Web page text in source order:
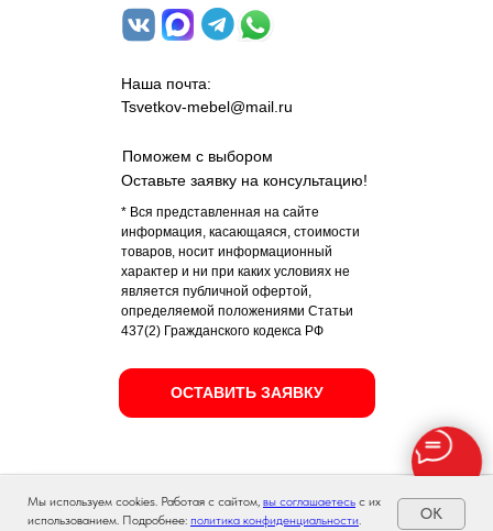
ГЛАВНАЯ КУХНИ АКЦИИ
Мы используем cookies. Работая с сайтом, вы соглашаетесь с их
использованием. Подробнее: политика конфиденциальности. ОК
* Вся представленная на сайте
информация, касающаяся, стоимости
товаров, носит информационный
характер и ни при каких условиях не
является публичной офертой,
определяемой положениями Статьи
437(2) Гражданского кодекса РФ
Оставьте заявку на консультацию!
Поможем с выбором
Наша почта:
Tsvetkov-mebel@mail.ru
ОСТАВИТЬ ЗАЯВКУ